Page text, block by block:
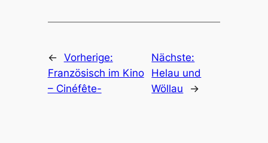
← Vorherige:
Französisch im Kino
– Cinéfête-
Nächste:
Helau und
Wöllau
→